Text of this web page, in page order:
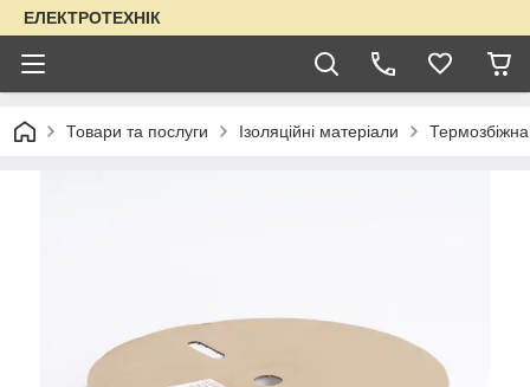
ЕЛЕКТРОТЕХНІК
Товари та послуги Ізоляційні матеріали